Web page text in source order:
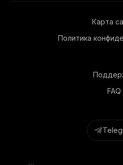
Карта
Политика
FAQ